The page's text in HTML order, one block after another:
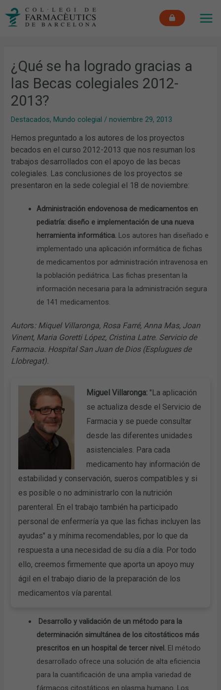
¿Qué se ha logrado gracias a
las Becas colegiales 2012-
2013?
Destacados, Mundo colegial /noviembre 29, 2013
Hemos preguntado a los autores de los proyectos
becados en el curso 2012-2013 que nos resuman los
trabajos desarrollados con el apoyo de las becas
colegiales. Las conclusiones de los proyectos se
presentaron en la sede colegial el 18 de noviembre:
Administración endovenosa de medicamentos en
pediatría: diseño e implementación de una nueva
herramienta informática. Los autores han diseñado e
implementado una aplicación informática de fichas
de medicamentos por administración intravenosa en
la población pediátrica. Las fichas presentan la
información necesaria para la administración segura
de 141 medicamentos.
Autors: Miquel Villaronga, Rosa Farré, Anna Mas, Joan
Vinent, Maria Goretti López, Cristina Latre. Servicio de
Farmacia. Hospital San Juan de Dios (Esplugues de
Llobregat).
Miguel Villaronga: "La aplicación
se actualiza desde el Servicio de
Farmacia y se puede consultar
desde las diferentes unidades
asistenciales. Para cada
medicamento hay información de
estabilidad y conservación, sueros compatibles y si
es posible o no administrarlo con la nutrición
parenteral. En el trabajo también ha participado
personal de enfermería ya que las fichas incluyen las
ayudas" a y mínima recomendables, por lo que da
respuesta a una necesidad de su día a día. Por todo
ello, creemos firmemente que aporta un apoyo muy
ágil en el trabajo diario de la preparación de los
medicamentos vía parental.
Desarrollo y validación de un método para la
determinación simultánea de los citostáticos más
prescritos en un hospital de tercer nivel. El método
desarrollado ofrece una solución de alta eficiencia
para la cuantificación de una amplia variedad de
fármacos citostáticos en plasma humano. Los